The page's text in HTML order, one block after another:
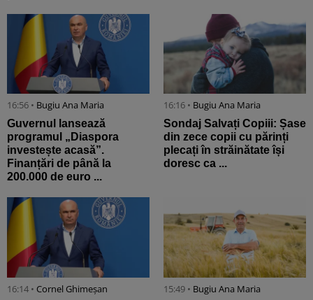
16:56 • Bugiu ⁠Ana Maria
Guvernul lansează
programul „Diaspora
investește acasă”.
Finanțări de până la
200.000 de euro ...
16:16 • Bugiu ⁠Ana Maria
Sondaj Salvați Copiii: Șase
din zece copii cu părinți
plecați în străinătate își
doresc ca ...
16:14 • Cornel Ghimeșan 15:49 • Bugiu ⁠Ana Maria